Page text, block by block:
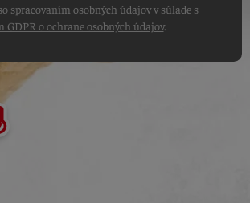
spracovaním osobných údajov v súlade s
GDPR o ochrane osobných údajov.